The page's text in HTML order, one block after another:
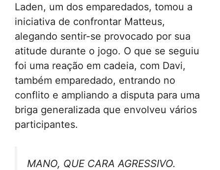
Laden, um dos emparedados, tomou a
iniciativa de confrontar Matteus,
alegando sentir-se provocado por sua
atitude durante o jogo. O que se seguiu
foi uma reação em cadeia, com Davi,
também emparedado, entrando no
conflito e ampliando a disputa para uma
briga generalizada que envolveu vários
participantes.
MANO, QUE CARA AGRESSIVO.